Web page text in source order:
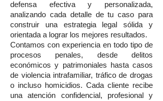
defensa efectiva y personalizada,
analizando cada detalle de tu caso para
construir una estrategia legal sólida y
orientada a lograr los mejores resultados.
Contamos con experiencia en todo tipo de
procesos penales, desde delitos
económicos y patrimoniales hasta casos
de violencia intrafamiliar, tráfico de drogas
o incluso homicidios. Cada cliente recibe
una atención confidencial, profesional y